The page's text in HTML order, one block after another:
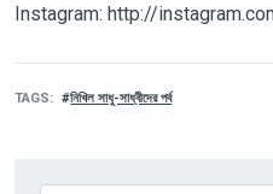
Instagram: http://
TAGS নিখিল সাধু-সাধ্বীদের পর্ব